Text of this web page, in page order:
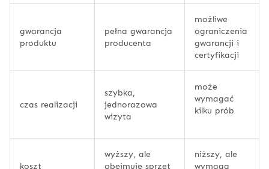
gwarancja
produktu
pełna gwarancja
producenta
możliwe
ograniczenia
gwarancji i
certyfikacji
czas realizacji
szybka,
jednorazowa
wizyta
może
wymagać
kilku prób
koszt
wyższy, ale
obejmuje sprzęt
niższy, ale
wymaga